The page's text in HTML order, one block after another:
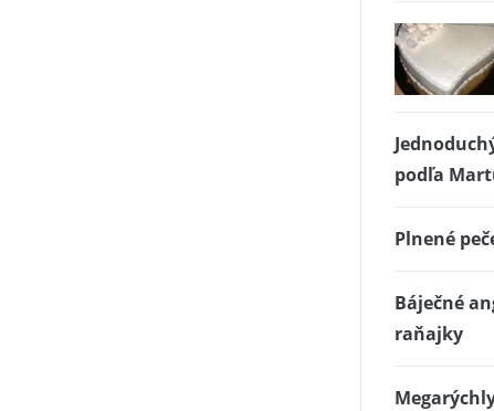
podľa
Plnené
Báječné
raňajky